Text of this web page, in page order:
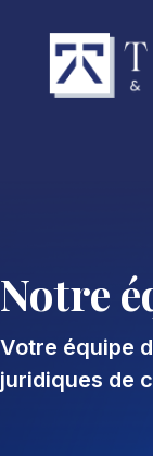
Notre
Votre équipe
juridiques de